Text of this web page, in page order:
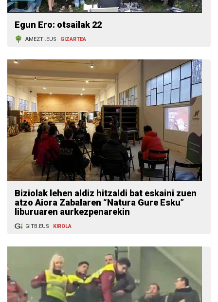
Egun Ero: otsailak 22
AMEZTI.EUS GIZARTEA
Biziolak lehen aldiz hitzaldi bat eskaini zuen
atzo Aiora Zabalaren “Natura Gure Esku”
liburuaren aurkezpenarekin
GITB.EUS KIROLA